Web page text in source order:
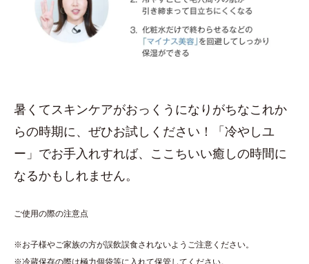
暑くてスキンケアがおっくうになりがちなこれか
らの時期に、ぜひお試しください！「冷やしユ
ー」でお手入れすれば、ここちいい癒しの時間に
なるかもしれません。
ご使用の際の注意点
※お子様やご家族の方が誤飲誤食されないようご注意ください。